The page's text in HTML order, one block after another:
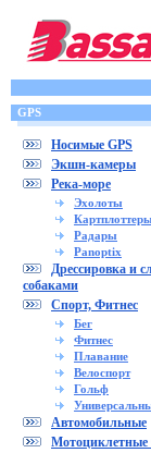
GPS
Носимые GPS
Экшн-камеры
Река-море
Эхолоты
Картплоттеры
Радары
Panoptix
Дрессировка и
собаками
Спорт, Фитнес
Бег
Фитнес
Плавание
Велоспорт
Гольф
Автомобильные
Мотоциклетные